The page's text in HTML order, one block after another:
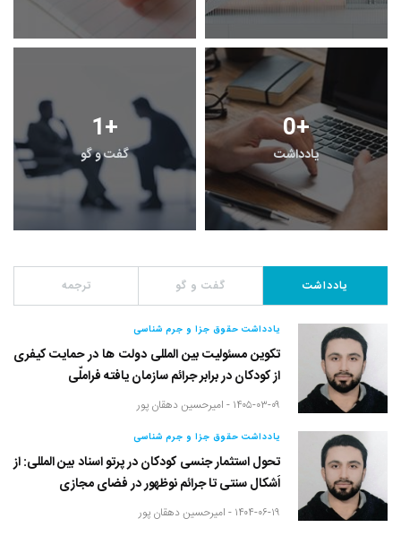
1+
گفت و گو
0+
یادداشت
یادداشت گفت و گو ترجمه
یادداشت حقوق جزا و جرم شناسی
تکوین مسئولیت بین المللی دولت ها در حمایت کیفری
از کودکان در برابر جرائم سازمان یافته فراملّی
۱۴۰۵-۰۳-۰۹ - امیرحسین دهقان پور
یادداشت حقوق جزا و جرم شناسی
تحول استثمار جنسی کودکان در پرتو اسناد بین المللی: از
اَشکال سنتی تا جرائم نوظهور در فضای مجازی
۱۴۰۴-۰۶-۱۹ - امیرحسین دهقان پور